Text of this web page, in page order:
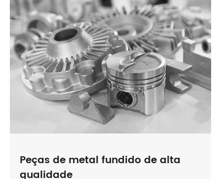
Peças de metal fundido de alta
qualidade